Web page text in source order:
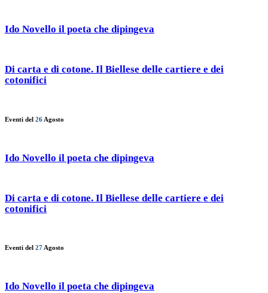
Ido Novello il poeta che dipingeva
Di carta e di cotone. Il Biellese delle cartiere e dei
cotonifici
Eventi del 26 Agosto
Ido Novello il poeta che dipingeva
Di carta e di cotone. Il Biellese delle cartiere e dei
cotonifici
Eventi del 27Agosto
Ido Novello il poeta che dipingeva